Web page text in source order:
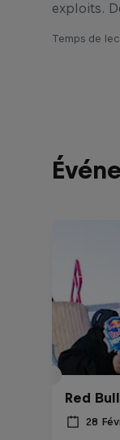
exploits.
Temps de
Red
28